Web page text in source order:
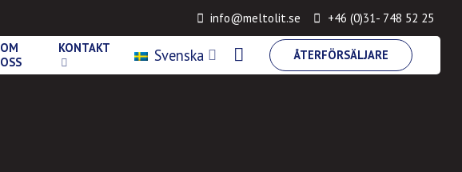
info@meltolit.se +46 (0)31- 748 52 25
OM
OSS
KONTAKT ÅTERFÖRSÄLJARE
Svenska